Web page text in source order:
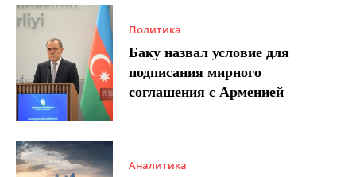
Политика
Баку назвал условие для
подписания мирного
соглашения с Арменией
Аналитика